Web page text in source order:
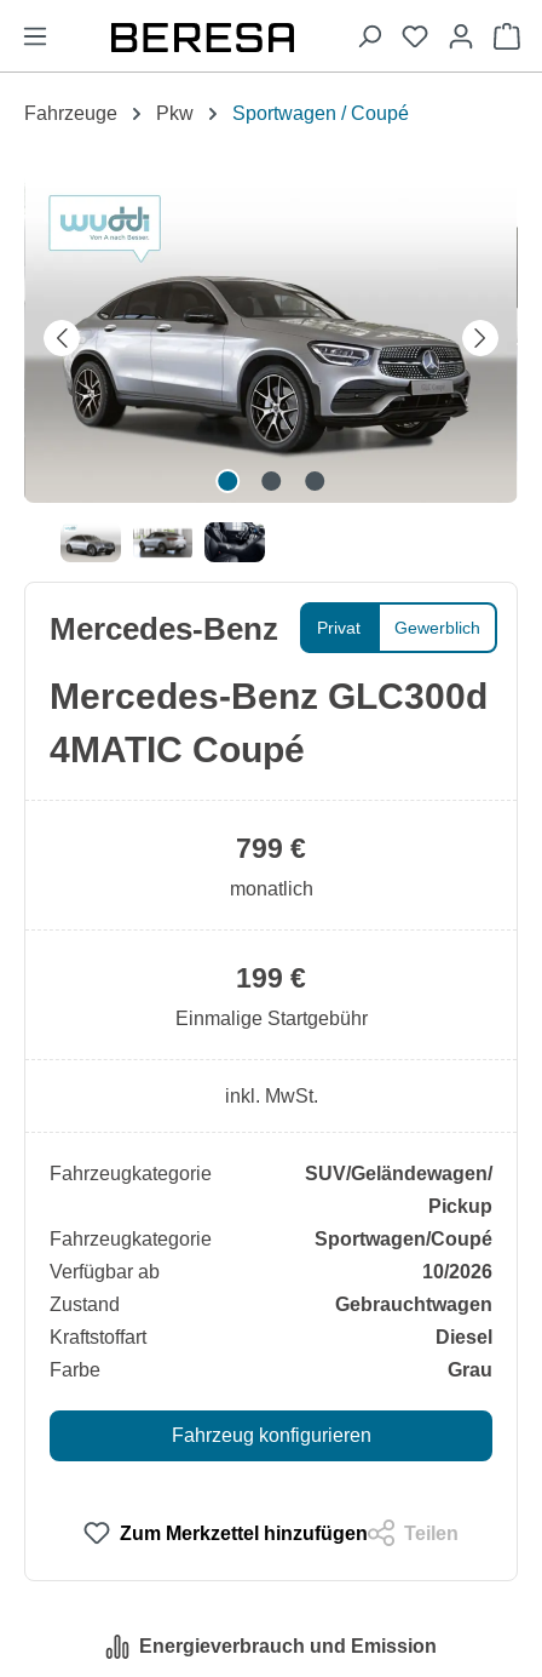
springen
Fahrzeuge Pkw Sportwagen / Coupé
Bildergalerie überspringen
Privat Gewerblich
Mercedes-Benz
Mercedes-Benz GLC300d
4MATIC Coupé
199 €
Einmalige Startgebühr
799 €
monatlich
inkl. MwSt.
Fahrzeugkategorie
SUV/​Geländewagen/​
Pickup
Fahrzeugkategorie
Sportwagen/​Coupé
Verfügbar ab
10/2026
Zustand
Gebrauchtwagen
Kraftstoffart
Diesel
Farbe
Grau
Fahrzeug konfigurieren
Zum Merkzettel hinzufügen Teilen
Energieverbrauch und Emission